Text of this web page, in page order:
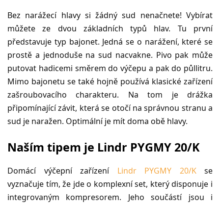
Bez narážecí hlavy si žádný sud nenačnete! Vybírat
můžete ze dvou základních typů hlav. Tu první
představuje typ bajonet. Jedná se o narážení, které se
prostě a jednoduše na sud nacvakne. Pivo pak může
putovat hadicemi směrem do výčepu a pak do půllitru.
Mimo bajonetu se také hojně používá klasické zařízení
zašroubovacího charakteru. Na tom je drážka
připomínající závit, která se otočí na správnou stranu a
sud je naražen. Optimální je mít doma obě hlavy.
Naším tipem je Lindr PYGMY 20/K
Domácí výčepní zařízení Lindr PYGMY 20/Kse
vyznačuje tím, že jde o komplexní set, který disponuje i
integrovaným kompresorem. Jeho součástí jsou i